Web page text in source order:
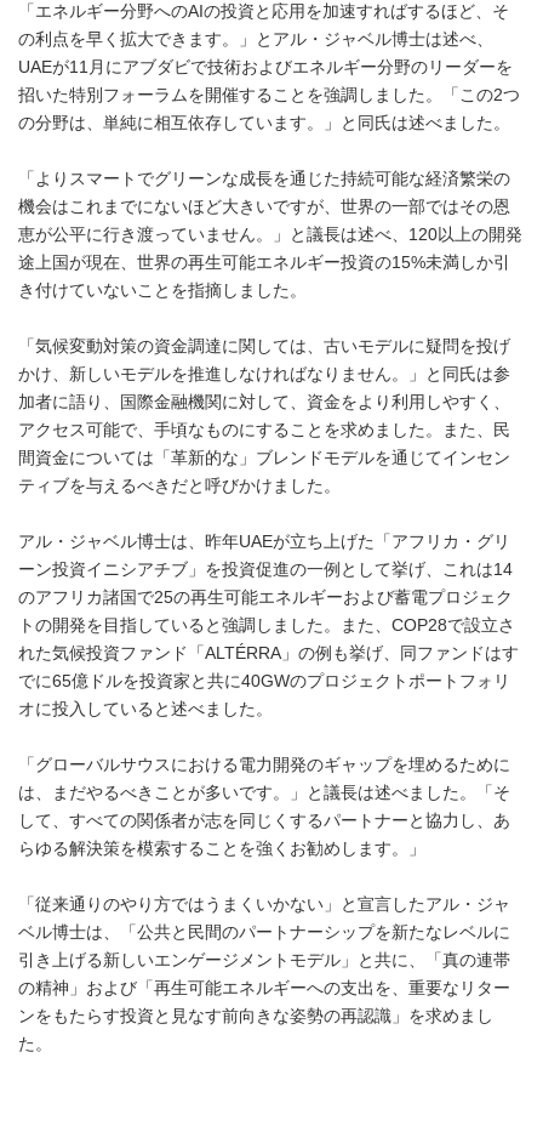
「エネルギー分野へのAIの投資と応用を加速すればするほど、そ
の利点を早く拡大できます。」とアル・ジャベル博士は述べ、
UAEが11月にアブダビで技術およびエネルギー分野のリーダーを
招いた特別フォーラムを開催することを強調しました。「この2つ
の分野は、単純に相互依存しています。」と同氏は述べました。
「よりスマートでグリーンな成長を通じた持続可能な経済繁栄の
機会はこれまでにないほど大きいですが、世界の一部ではその恩
恵が公平に行き渡っていません。」と議長は述べ、120以上の開発
途上国が現在、世界の再生可能エネルギー投資の15%未満しか引
き付けていないことを指摘しました。
「気候変動対策の資金調達に関しては、古いモデルに疑問を投げ
かけ、新しいモデルを推進しなければなりません。」と同氏は参
加者に語り、国際金融機関に対して、資金をより利用しやすく、
アクセス可能で、手頃なものにすることを求めました。また、民
間資金については「革新的な」ブレンドモデルを通じてインセン
ティブを与えるべきだと呼びかけました。
アル・ジャベル博士は、昨年UAEが立ち上げた「アフリカ・グリ
ーン投資イニシアチブ」を投資促進の一例として挙げ、これは14
のアフリカ諸国で25の再生可能エネルギーおよび蓄電プロジェク
トの開発を目指していると強調しました。また、COP28で設立さ
れた気候投資ファンド「ALTÉRRA」の例も挙げ、同ファンドはす
でに65億ドルを投資家と共に40GWのプロジェクトポートフォリ
オに投入していると述べました。
「グローバルサウスにおける電力開発のギャップを埋めるために
は、まだやるべきことが多いです。」と議長は述べました。「そ
して、すべての関係者が志を同じくするパートナーと協力し、あ
らゆる解決策を模索することを強くお勧めします。」
「従来通りのやり方ではうまくいかない」と宣言したアル・ジャ
ベル博士は、「公共と民間のパートナーシップを新たなレベルに
引き上げる新しいエンゲージメントモデル」と共に、「真の連帯
の精神」および「再生可能エネルギーへの支出を、重要なリター
ンをもたらす投資と見なす前向きな姿勢の再認識」を求めまし
た。